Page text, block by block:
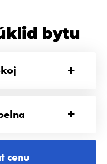
bytu
+
+
cenu